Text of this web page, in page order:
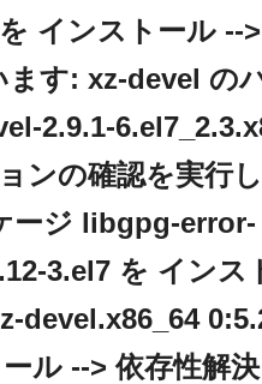
インストール --
ます: xz-devel の
2.9.1-
ンの確認を実行
ージ libgpg-error-
3.el7 を インス
devel.x86_64
ル --> 依存性解